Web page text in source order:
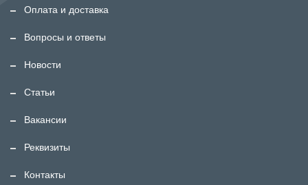
Оплата и доставка
Вопросы и ответы
Новости
Статьи
Вакансии
Реквизиты
Контакты